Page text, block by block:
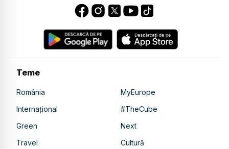
Teme
România
MyEurope
Internațional
#TheCube
Green
Next
Travel
Cultură